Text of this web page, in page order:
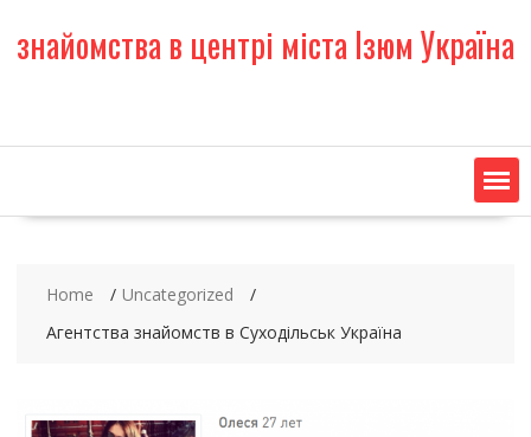
o
n
знайомства в центрі міста Ізюм Україна
Home
Uncategorized
Агентства знайомств в Суходільськ Україна